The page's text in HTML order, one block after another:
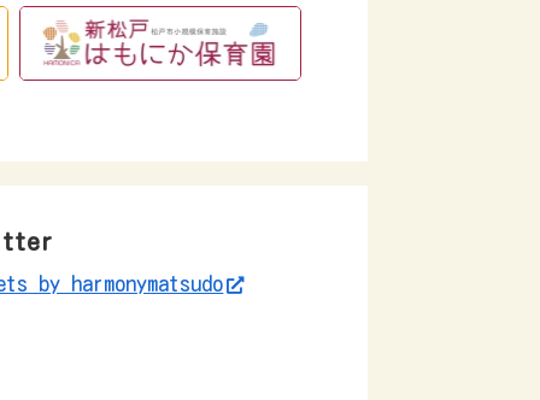
by harmonymatsudo